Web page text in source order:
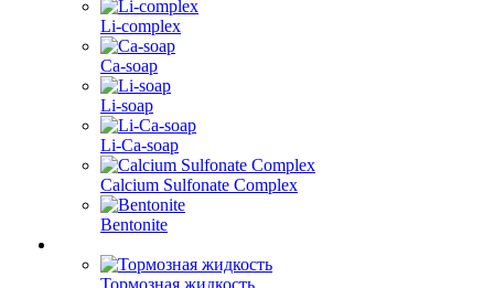
Li-complex
Ca-soap
Li-soap
Li-Ca-soap
Calcium Sulfonate Complex
Bentonite
Тормозная жидкость